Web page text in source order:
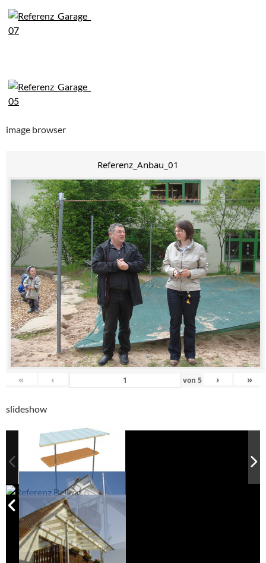
image browser
Referenz_Anbau_01
« ‹ von 5 › »
slideshow